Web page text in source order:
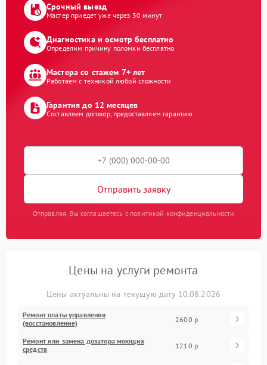
Срочный выезд
Мастер приедет уже через 30 минут
Диагностика и осмотр бесплатно
Определим причину поломки бесплатно
Мастера со стажем 7+ лет
Работаем с техникой любой сложности
Гарантия до 12 месяцев
Составляем договор, предоставляем гарантию
Отправить заявку
Отправляя, Вы соглашаетесь с политикой конфиденциальности
Цены на услуги ремонта
Цены актуальны на текущую дату 10.08.2026
Ремонт платы управления
(восстановление)
2600 р
Ремонт или замена дозатора моющих
средств
1210 р